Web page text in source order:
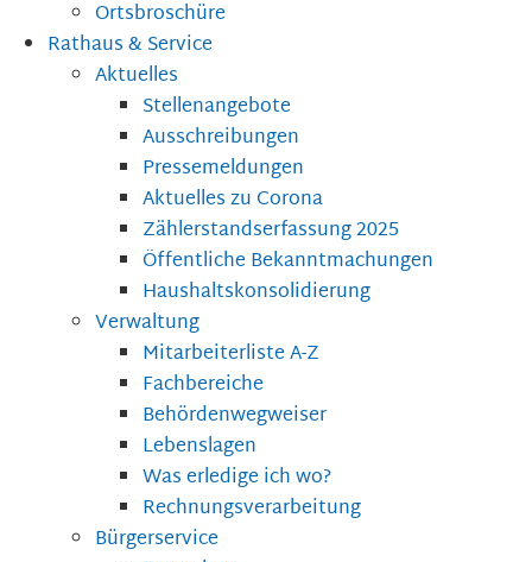
Ortsbroschüre
Rathaus & Service
Aktuelles
Stellenangebote
Ausschreibungen
Pressemeldungen
Aktuelles zu Corona
Zählerstandserfassung 2025
Öffentliche Bekanntmachungen
Haushaltskonsolidierung
Verwaltung
Mitarbeiterliste A-Z
Fachbereiche
Behördenwegweiser
Lebenslagen
Was erledige ich wo?
Rechnungsverarbeitung
Bürgerservice